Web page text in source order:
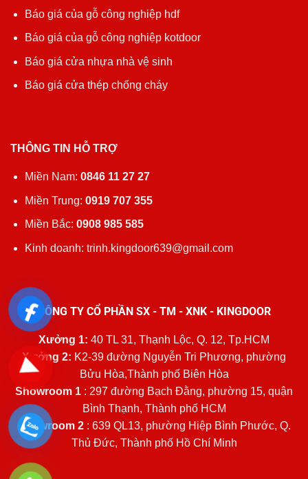
Báo giá của gỗ công nghiệp hdf
Báo giá của gỗ công nghiệp kotdoor
Báo giá cửa nhựa nhà vệ sinh
Báo giá cửa thép chống cháy
THÔNG TIN HỖ TRỢ
Miền Nam: 0846 11 27 27
Miền Trung: 0919 707 355
Miền Bắc: 0908 985 585
Kinh doanh: trinh.kingdoor639@gmail.com
CÔNG TY CỔ PHẦN SX - TM - XNK - KINGDOOR
Xưởng 1: 40 TL 31, Thạnh Lộc, Q. 12, Tp.HCM
Xưởng 2: K2-39 đường Nguyễn Tri Phương, phường
Bửu Hòa,Thành phố Biên Hòa
Showroom 1 : 297 đường Bạch Đằng, phường 15, quận
Bình Thạnh, Thành phố HCM
Showroom 2: 639 QL13, phường Hiệp Bình Phước, Q.
Thủ Đức, Thành phố Hồ Chí Minh